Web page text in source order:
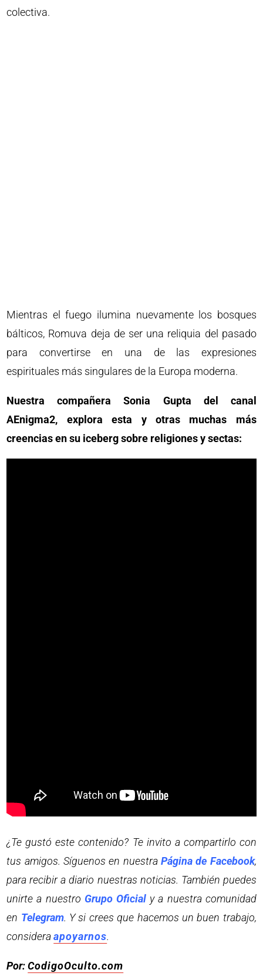
colectiva.
Mientras el fuego ilumina nuevamente los bosques
bálticos, Romuva deja de ser una reliquia del pasado
para convertirse en una de las expresiones
espirituales más singulares de la Europa moderna.
Nuestra compañera Sonia Gupta del canal
AEnigma2, explora esta y otras muchas más
creencias en su iceberg sobre religiones y sectas:
¿Te gustó este contenido? Te invito a compartirlo con
tus amigos. Síguenos en nuestraPágina de Facebook,
para recibir a diario nuestras noticias. También puedes
unirte a nuestro Grupo Oficial y a nuestra comunidad
en Telegram. Y si crees que hacemos un buen trabajo,
consideraapoyarnos.
Por:CodigoOculto.com